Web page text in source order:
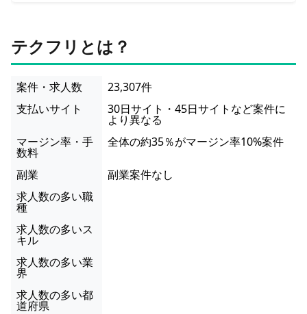
テクフリとは？
案件・求人数
23,307件
支払いサイト
30日サイト・45日サイトなど案件に
より異なる
マージン率・手
数料
全体の約35％がマージン率10%案件
副業
副業案件なし
求人数の多い職
種
求人数の多いス
キル
求人数の多い業
界
求人数の多い都
道府県